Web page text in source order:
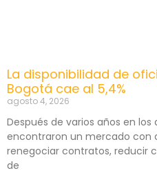
La disponibilidad de
Bogotá cae al 5,4%
agosto 4, 2026
Después de varios años en los
encontraron un mercado con
renegociar contratos, reducir
de